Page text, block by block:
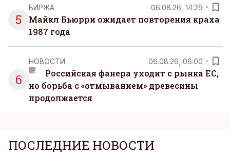
5
БИРЖА 06.08.26, 14:29
Майкл Бьюрри ожидает повторения краха
1987 года
6
НОВОСТИ 06.08.26, 06:00
Российская фанера уходит с рынка ЕС,
но борьба с «отмыванием» древесины
продолжается
ПОСЛЕДНИЕ НОВОСТИ